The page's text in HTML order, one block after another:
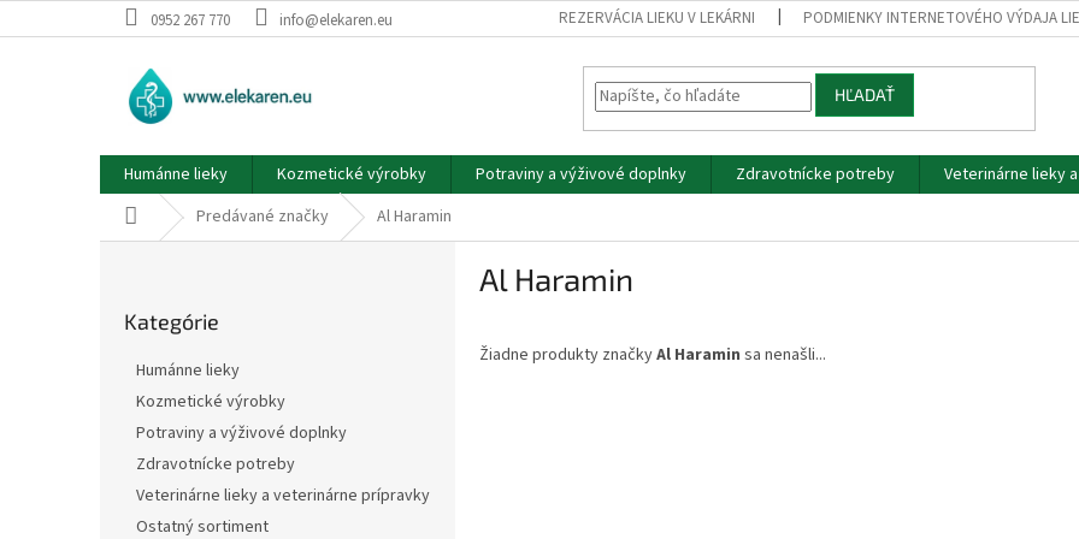
na
0952 267 770 info@elekaren.eu REZERVÁCIA LIEKU V LEKÁRNI PODMIENKY INTERNETOVÉHO VÝDAJA
HĽADAŤ
Humánne lieky Kozmetické výrobky Potraviny a výživové doplnky Zdravotnícke potreby Veterinárne lieky
DomovPredávané značky Al Haramin
kategórie
Kategórie
Humánne lieky
Kozmetické výrobky
Potraviny a výživové doplnky
Zdravotnícke potreby
Veterinárne lieky a veterinárne prípravky
Ostatný sortiment
Al Haramin
Žiadne produkty značkyAl Haramin sa nenašli...